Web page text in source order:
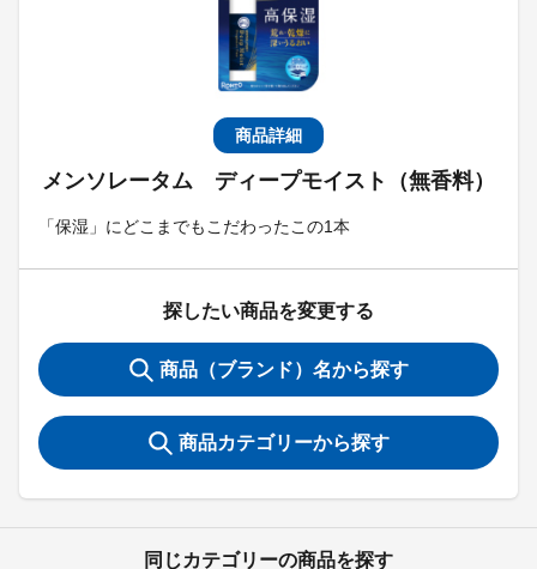
商品詳細
メンソレータム ディープモイスト（無香料）
「保湿」にどこまでもこだわったこの1本
探したい商品を変更する
商品（ブランド）名から探す
商品カテゴリーから探す
同じカテゴリーの商品を探す